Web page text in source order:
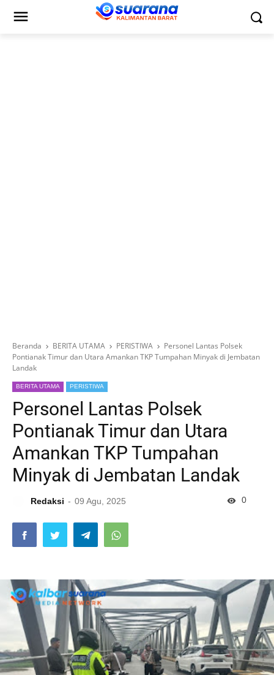
Beranda BERITA UTAMA PERISTIWA
Personel Lantas Polsek
Pontianak Timur dan Utara Amankan TKP Tumpahan Minyak di Jembatan
Landak
BERITA UTAMA PERISTIWA
Personel Lantas Polsek
Pontianak Timur dan Utara
Amankan TKP Tumpahan
Minyak di Jembatan Landak
Redaksi 09 Agu, 2025 0